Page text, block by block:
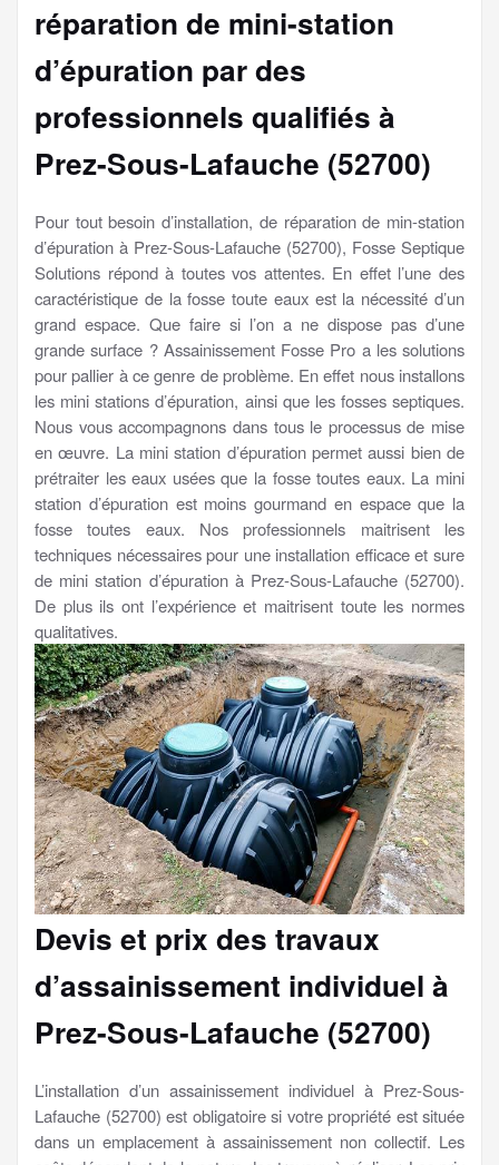
réparation de mini-station
d’épuration par des
professionnels qualifiés à
Prez-Sous-Lafauche (52700)
Pour tout besoin d’installation, de réparation de min-station
d’épuration à Prez-Sous-Lafauche (52700), Fosse Septique
Solutions répond à toutes vos attentes. En effet l’une des
caractéristique de la fosse toute eaux est la nécessité d’un
grand espace. Que faire si l’on a ne dispose pas d’une
grande surface ? Assainissement Fosse Pro a les solutions
pour pallier à ce genre de problème. En effet nous installons
les mini stations d’épuration, ainsi que les fosses septiques.
Nous vous accompagnons dans tous le processus de mise
en œuvre. La mini station d’épuration permet aussi bien de
prétraiter les eaux usées que la fosse toutes eaux. La mini
station d’épuration est moins gourmand en espace que la
fosse toutes eaux. Nos professionnels maitrisent les
techniques nécessaires pour une installation efficace et sure
de mini station d’épuration à Prez-Sous-Lafauche (52700).
De plus ils ont l’expérience et maitrisent toute les normes
qualitatives.
Devis et prix des travaux
d’assainissement individuel à
Prez-Sous-Lafauche (52700)
L’installation d’un assainissement individuel à Prez-Sous-
Lafauche (52700) est obligatoire si votre propriété est située
dans un emplacement à assainissement non collectif. Les